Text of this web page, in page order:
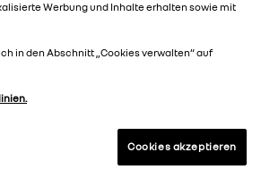
Werbung und Inhalte erhalten sowie mit
in den Abschnitt „Cookies verwalten“ auf
Cookies akzeptieren